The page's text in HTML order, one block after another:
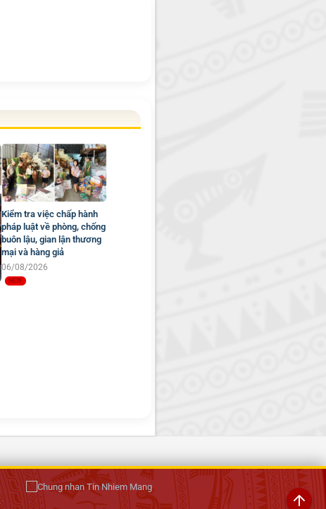
Kiểm tra việc chấp hành
pháp luật về phòng, chống
buôn lậu, gian lận thương
mại và hàng giả
06/08/2026